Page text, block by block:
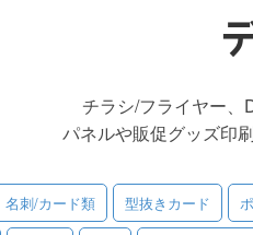
チラシ/フライヤー、
パネルや販促グッズ印
名刺/カード類 型抜きカード